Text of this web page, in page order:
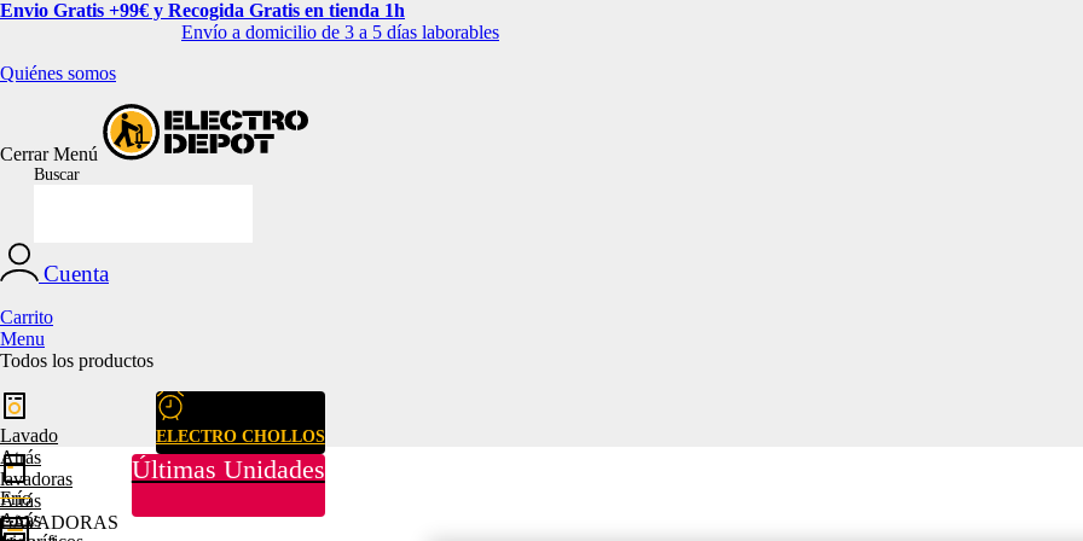
Envio Gratis +99€ y Recogida Gratis en tienda 1h
Envío a domicilio de 3 a 5 días laborables
Quiénes somos
CerrarMenú
Buscar
Cuenta
Carrito
Menu
Todos los productos
ELECTRO CHOLLOS
Últimas Unidades
Lavado
Atrás
lavadoras
Atrás
LAVADORAS
Frío
Atrás